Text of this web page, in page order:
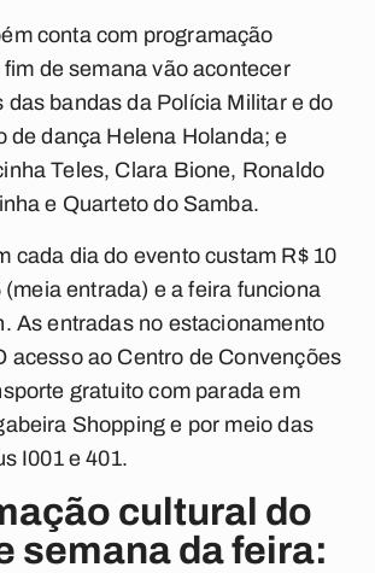
conta com programação
de semana vão acontecer
das bandas da Polícia Militar e do
de dança Helena Holanda; e
Teles, Clara Bione, Ronaldo
e Quarteto do Samba.
cada dia do evento custam R$ 10
(meia entrada) e a feira funciona
As entradas no estacionamento
acesso ao Centro de Convenções
gratuito com parada em
Shopping e por meio das
I001 e 401.
cultural do
semana da feira: